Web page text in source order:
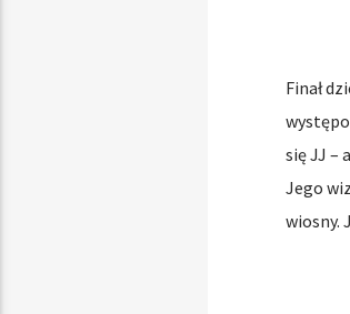
Finał
się JJ –
Jego
wiosny.